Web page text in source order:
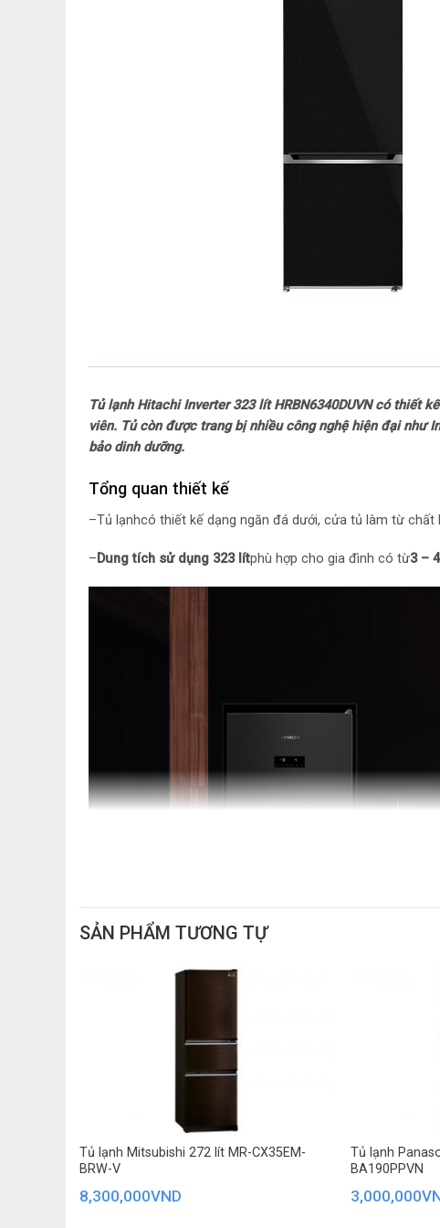
Tủ lạnh Hitachi Inverter 323 lít HRBN6340DUVN có thiết
viên. Tủ còn được trang bị nhiều công nghệ hiện đại như
bảo dinh dưỡng.
Tổng quan thiết kế
–Tủ lạnhcó thiết kế dạng ngăn đá dưới, cửa tủ làm từ
– Dung tích sử dụng 323 lítphù hợp cho gia đình có từ3 –
*Hình ảnh chỉ mang tính chất minh họa
Ngăn lạnh
– Ngăn lạnh của tủ có dung tích . Bên trong tủ được
SẢN PHẨM TƯƠNG TỰ
Tủ lạnh Mitsubishi 272 lít MR-CX35EM-
BRW-V
8,300,000VND
Tủ lạnh
BA190PPVN
3,000,000